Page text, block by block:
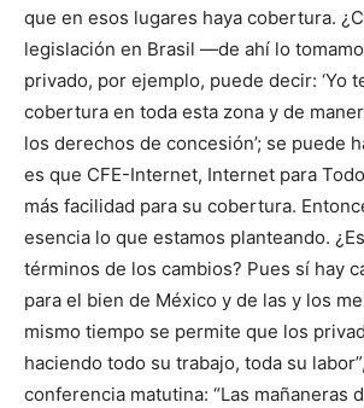
que en esos lugares haya cobertura.
legislación en Brasil —de ahí lo
privado, por ejemplo, puede decir: ‘Yo
cobertura en toda esta zona y de
los derechos de concesión’; se puede
es que CFE-Internet, Internet para
más facilidad para su cobertura.
esencia lo que estamos planteando.
términos de los cambios? Pues sí hay
para el bien de México y de las y los
mismo tiempo se permite que los
haciendo todo su trabajo, toda su
conferencia matutina: “Las mañaneras